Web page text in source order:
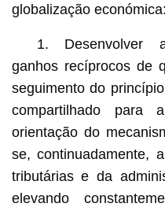
globalização económica:
1. Desenvolver
ganhos recíprocos de
seguimento do
compartilhado
orientação do
se, continuadamente,
tributárias e da
elevando